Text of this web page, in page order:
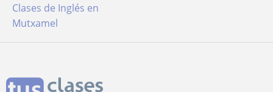
Clases de Inglés en
Mutxamel